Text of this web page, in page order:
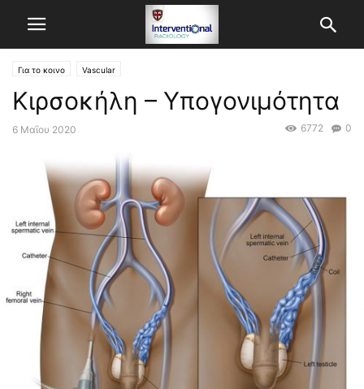
Για το κοινο Vascular
Κιρσοκήλη – Υπογονιμότητα
6 Μαΐου 2020 0
6772